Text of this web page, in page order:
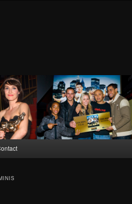
inhoud